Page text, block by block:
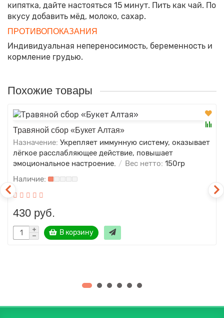
кипятка, дайте настояться 15 минут. Пить как чай. По
вкусу добавить мёд, молоко, сахар.
ПРОТИВОПОКАЗАНИЯ
Индивидуальная непереносимость, беременность и
кормление грудью.
Похожие товары
Травяной сбор «Букет Алтая»
Назначение: Укрепляет иммунную систему, оказывает
лёгкое расслабляющее действие, повышает
эмоциональное настроение.
Вес нетто: 150гр
430 руб.
В корзину